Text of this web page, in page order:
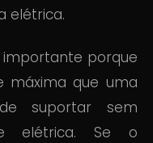
elétrica.
porque
máxima que uma
suportar sem
elétrica. Se o